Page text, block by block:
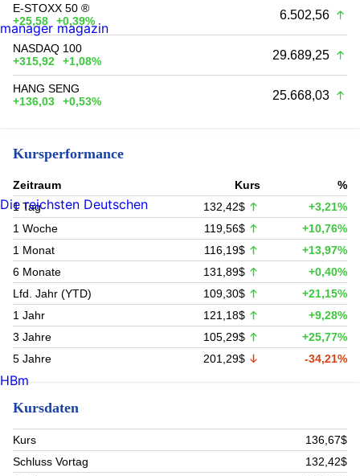
E-STOXX 50 ®
+25,58
+0,39% 6.502,56
NASDAQ 100
+315,92
+1,08% 29.689,25
HANG SENG
+136,03
+0,53% 25.668,03
Kursperformance
Zeitraum Kurs
%
1 Tag
132,42$
+3,21%
1 Woche
119,56$
+10,76%
1 Monat
116,19$
+13,97%
6 Monate
131,89$
+0,40%
Lfd. Jahr (YTD)
109,30$
+21,15%
1 Jahr
121,18$
+9,28%
3 Jahre
105,29$
+25,77%
5 Jahre
201,29$ -34,21%
Kursdaten
Kurs
136,67$
Schluss Vortag
132,42$
manager magazin
Die reichsten Deutschen
HBm